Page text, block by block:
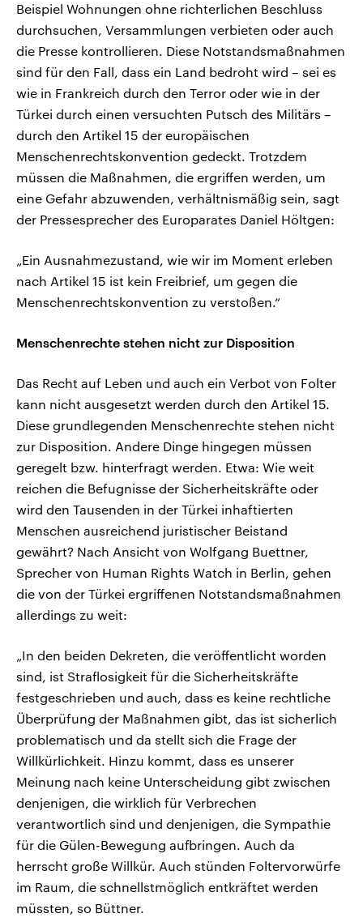
Beispiel Wohnungen ohne richterlichen Beschluss
durchsuchen, Versammlungen verbieten oder auch
die Presse kontrollieren. Diese Notstandsmaßnahmen
sind für den Fall, dass ein Land bedroht wird – sei es
wie in Frankreich durch den Terror oder wie in der
Türkei durch einen versuchten Putsch des Militärs –
durch den Artikel 15 der europäischen
Menschenrechtskonvention gedeckt. Trotzdem
müssen die Maßnahmen, die ergriffen werden, um
eine Gefahr abzuwenden, verhältnismäßig sein, sagt
der Pressesprecher des Europarates Daniel Höltgen:
„Ein Ausnahmezustand, wie wir im Moment erleben
nach Artikel 15 ist kein Freibrief, um gegen die
Menschenrechtskonvention zu verstoßen.“
Menschenrechte stehen nicht zur Disposition
Das Recht auf Leben und auch ein Verbot von Folter
kann nicht ausgesetzt werden durch den Artikel 15.
Diese grundlegenden Menschenrechte stehen nicht
zur Disposition. Andere Dinge hingegen müssen
geregelt bzw. hinterfragt werden. Etwa: Wie weit
reichen die Befugnisse der Sicherheitskräfte oder
wird den Tausenden in der Türkei inhaftierten
Menschen ausreichend juristischer Beistand
gewährt? Nach Ansicht von Wolfgang Buettner,
Sprecher von Human Rights Watch in Berlin, gehen
die von der Türkei ergriffenen Notstandsmaßnahmen
allerdings zu weit:
„In den beiden Dekreten, die veröffentlicht worden
sind, ist Straflosigkeit für die Sicherheitskräfte
festgeschrieben und auch, dass es keine rechtliche
Überprüfung der Maßnahmen gibt, das ist sicherlich
problematisch und da stellt sich die Frage der
Willkürlichkeit. Hinzu kommt, dass es unserer
Meinung nach keine Unterscheidung gibt zwischen
denjenigen, die wirklich für Verbrechen
verantwortlich sind und denjenigen, die Sympathie
für die Gülen-Bewegung aufbringen. Auch da
herrscht große Willkür. Auch stünden Foltervorwürfe
im Raum, die schnellstmöglich entkräftet werden
müssten, so Büttner.